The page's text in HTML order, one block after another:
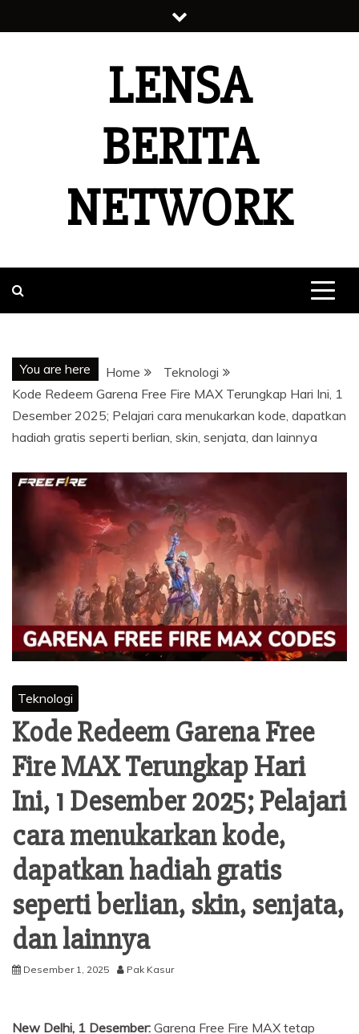
to
LENSA
BERITA
NETWORK
You are here Home
Teknologi
Kode Redeem Garena Free Fire MAX Terungkap Hari Ini, 1
Desember 2025; Pelajari cara menukarkan kode, dapatkan
hadiah gratis seperti berlian, skin, senjata, dan lainnya
Teknologi
Kode Redeem Garena Free
Fire MAX Terungkap Hari
Ini, 1 Desember 2025; Pelajari
cara menukarkan kode,
dapatkan hadiah gratis
seperti berlian, skin, senjata,
dan lainnya
Desember 1, 2025 Pak Kasur
New Delhi, 1 Desember: Garena Free Fire MAX tetap